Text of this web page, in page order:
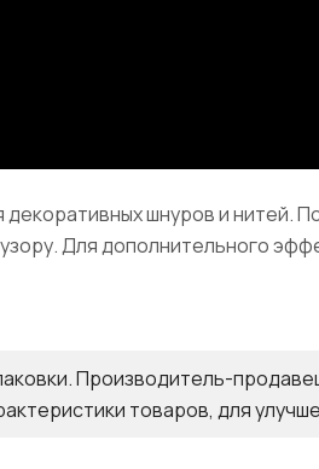
шнуров и нитей.
Для дополнительного
Производитель-
товаров, для